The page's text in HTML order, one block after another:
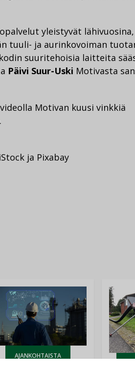
yleistyvät
tuuli- ja aurinkovoiman
suuritehoisia laitteita
Päivi Suur-Uski Motivasta
Motivan kuusi vinkkiä
ja Pixabay
AJANKOHTAISTA